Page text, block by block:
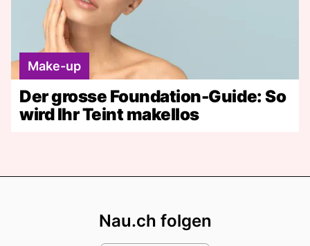
Make-up
Der grosse Foundation-Guide: So
wird Ihr Teint makellos
Nau.ch folgen